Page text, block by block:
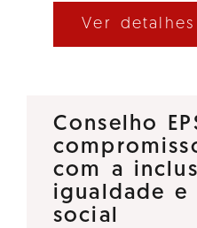
Ver
Conselho
com a
igualdade e
social